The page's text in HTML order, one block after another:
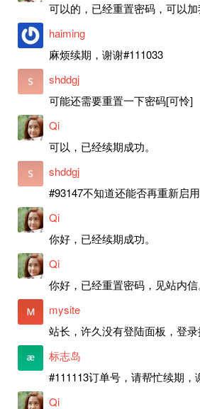
haiming
麻烦续期，谢谢#111033
shddgj
可能还需要重置一下密码[可怜]
Qi
可以，已经续期成功。
shddgj
#93147不知道还能否再重新启
Qi
你好，已经续期成功。
Qi
你好，已经重置密码，见站内信
mysite
标志岛
#111113订单号，请帮忙续期，
Qi